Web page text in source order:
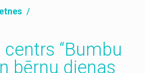
“Bumbu
bērnu dienas